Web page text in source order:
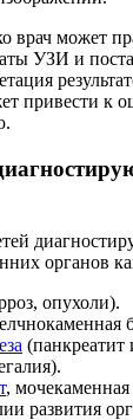
врач может
УЗИ и
привести к
органов
опухоли).
(панкреатит
,
развития